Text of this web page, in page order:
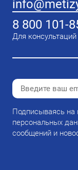
8 800 101-
Для
Подписываясь на
персональных
сообщений и